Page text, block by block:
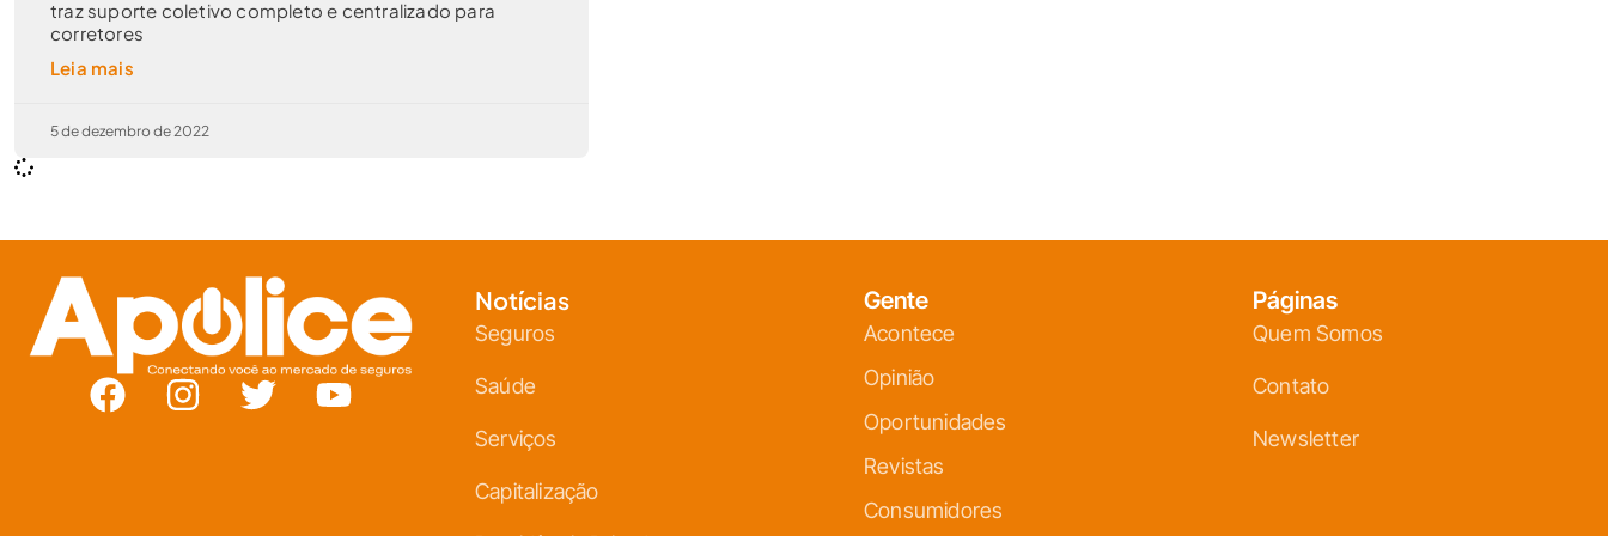
traz suporte coletivo completo e centralizado para
corretores
Leia mais
5 de dezembro de 2022
Notícias
Seguros
Saúde
Serviços
Capitalização
Gente
Acontece
Opinião
Oportunidades
Revistas
Consumidores
Páginas
Quem Somos
Contato
Newsletter